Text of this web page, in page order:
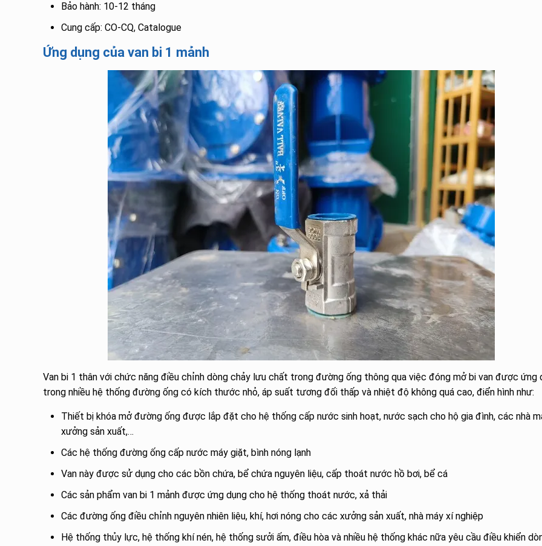
Bảo hành: 10-12 tháng
Cung cấp: CO-CQ, Catalogue
Ứng dụng của van bi 1 mảnh
Van bi 1 thân với chức năng điều chỉnh dòng chảy lưu chất trong đường ống thông qua việc đóng mở bi van được ứng
trong nhiều hệ thống đường ống có kích thước nhỏ, áp suất tương đối thấp và nhiệt độ không quá cao, điển hình như:
Thiết bị khóa mở đường ống được lắp đặt cho hệ thống cấp nước sinh hoạt, nước sạch cho hộ gia đình, các nhà
xưởng sản xuất,…
Các hệ thống đường ống cấp nước máy giặt, bình nóng lạnh
Van này được sử dụng cho các bồn chứa, bể chứa nguyên liệu, cấp thoát nước hồ bơi, bể cá
Các sản phẩm van bi 1 mảnh được ứng dụng cho hệ thống thoát nước, xả thải
Các đường ống điều chỉnh nguyên nhiên liệu, khí, hơi nóng cho các xưởng sản xuất, nhà máy xí nghiệp
Hệ thống thủy lực, hệ thống khí nén, hệ thống sưởi ấm, điều hòa và nhiều hệ thống khác nữa yêu cầu điều khiển